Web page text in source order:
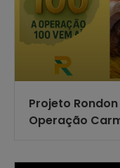
Projeto
Operação